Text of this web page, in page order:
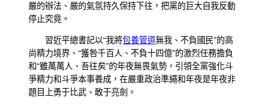
嚴的辦法、嚴的氣氛持久保持下往，把黨的巨大自我反動
停止究竟。
習近平總書記以“我將包養管道無我、不負國民”的高
尚精力境界、“獲咎千百人、不負十四億”的激烈任務擔負
和“雖萬萬人、吾往矣”的年夜無畏氣勢，引領全黨強化斗
爭精力和斗爭本事養成，在嚴重政治準繩和年夜是年夜非
題目上勇于比武、敢于亮劍。